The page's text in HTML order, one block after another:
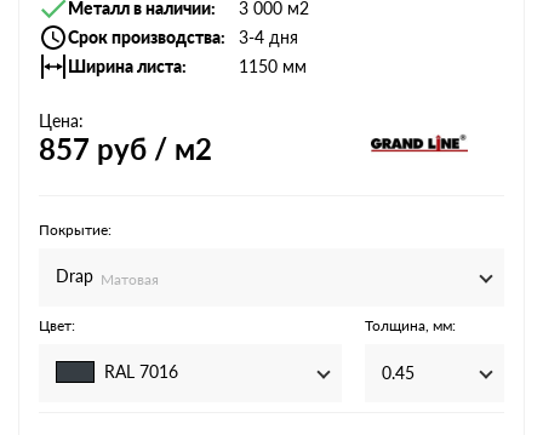
Металл в наличии
3 000 м2
Срок производства
3-4 дня
Ширина листа
1150 мм
Цена:
857 руб / м2
Покрытие:
Drap Матовая
Цвет:
RAL 7016
Толщина, мм:
0.45